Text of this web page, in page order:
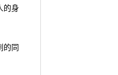
的身
的同